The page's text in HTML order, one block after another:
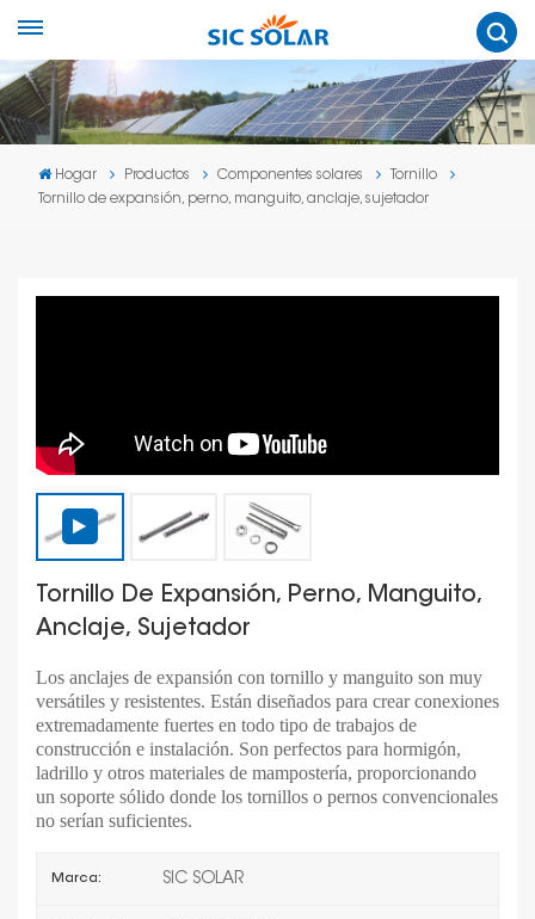
Hogar Productos Componentes solares
Tornillo
Tornillo de expansión, perno, manguito, anclaje, sujetador
Tornillo De Expansión, Perno, Manguito,
Anclaje, Sujetador
Los anclajes de expansión con tornillo y manguito son muy
versátiles y resistentes. Están diseñados para crear conexiones
extremadamente fuertes en todo tipo de trabajos de
construcción e instalación. Son perfectos para hormigón,
ladrillo y otros materiales de mampostería, proporcionando
un soporte sólido donde los tornillos o pernos convencionales
no serían suficientes.
Marca: SIC SOLAR